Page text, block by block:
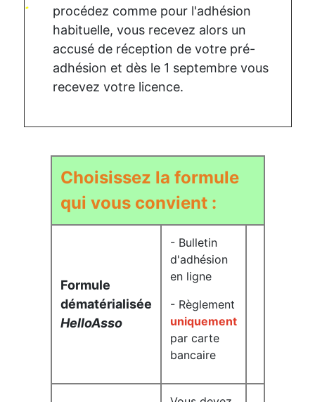
procédez comme pour l'adhésion
habituelle, vous recevez alors un
accusé de réception de votre pré-
adhésion et dès le 1 septembre vous
recevez votre licence.
Choisissez la formule
qui vous convient :
Formule
dématérialisée
HelloAsso
- Bulletin
d'adhésion
en ligne
- Règlement
uniquement
par carte
bancaire